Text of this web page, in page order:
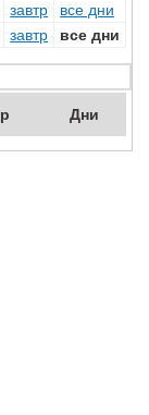
завтр
все дни
завтр все дни
Дни